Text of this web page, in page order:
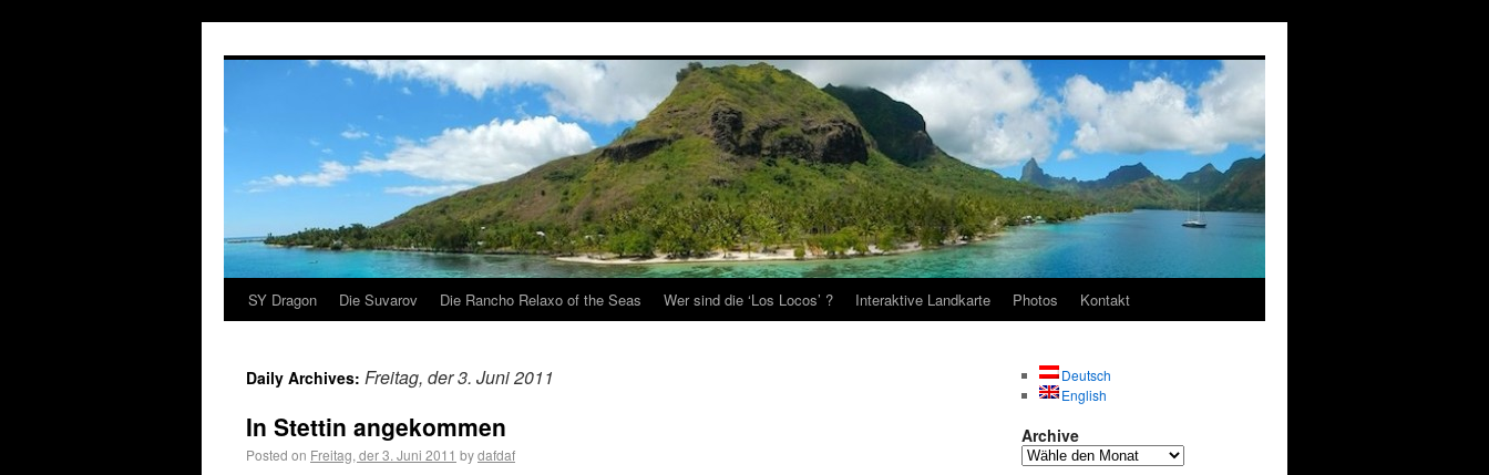
SY Dragon Die Suvarov Die Rancho Relaxo of the Seas Wer sind die ‘Los Locos’ ? Interaktive Landkarte Photos Kontakt
Daily Archives: Freitag, der 3. Juni 2011
In Stettin angekommen
Posted on Freitag, der 3. Juni 2011 bydafdaf
Deutsch
English
Archive